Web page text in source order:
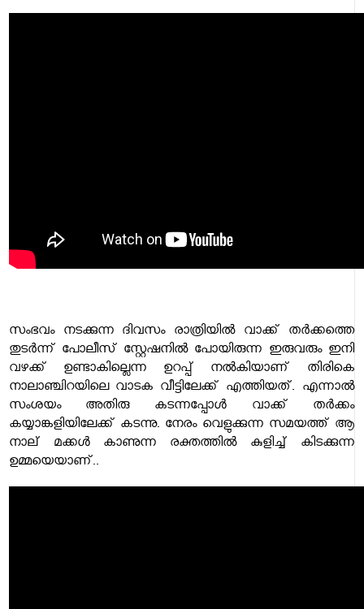
സംഭവം നടക്കുന്ന ദിവസം രാത്രിയിൽ വാക്ക് തർക്കത്തെ
തുടർന്ന് പോലീസ് സ്റ്റേഷനിൽ പോയിരുന്ന ഇരുവരും ഇനി
വഴക്ക് ഉണ്ടാകില്ലെന്ന ഉറപ്പ് നൽകിയാണ് തിരികെ
നാലാഞ്ചിറയിലെ വാടക വീട്ടിലേക്ക് എത്തിയത്. എന്നാൽ
സംശയം അതിരു കടന്നപ്പോൾ വാക്ക് തർക്കം
കയ്യാങ്കളിയിലേക്ക് കടന്നു. നേരം വെളുക്കുന്ന സമയത്ത് ആ
നാല് മക്കൾ കാണുന്ന രക്തത്തിൽ കുളിച്ച് കിടക്കുന്ന
ഉമ്മയെയാണ്..